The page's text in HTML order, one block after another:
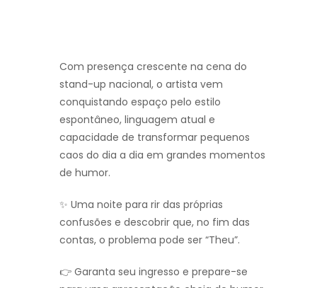
Com presença crescente na cena do
stand-up nacional, o artista vem
conquistando espaço pelo estilo
espontâneo, linguagem atual e
capacidade de transformar pequenos
caos do dia a dia em grandes momentos
de humor.
✨ Uma noite para rir das próprias
confusões e descobrir que, no fim das
contas, o problema pode ser “Theu”.
👉 Garanta seu ingresso e prepare-se